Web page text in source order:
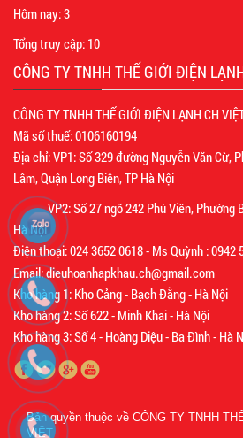
Hôm nay:3
Tổng truy cập: 10
CÔNG TY TNHH THẾ GIỚI ĐIỆN
CÔNG TY TNHH THẾ GIỚI ĐIỆN LẠNH CH
Mã số thuế: 0106160194
Địa chỉ: VP1: Số 329 đường Nguyễn Văn Cừ,
Lâm, Quận Long Biên, TP Hà Nội
VP2: Số 27 ngõ 242 Phú Viên, Phường
Hà Nội
Điện thoại: 024 3652 0618 - Ms Quỳnh : 0942
Email: dieuhoanhapkhau.ch@gmail.com
Kho hàng 1: Kho Cảng - Bạch Đằng - Hà Nội
Kho hàng 2: Số 622 - Minh Khai - Hà Nội
Kho hàng 3: Số 4 - Hoàng Diệu - Ba Đình - Hà
Bản quyền thuộc về CÔNG TY TNHH
VIỆT